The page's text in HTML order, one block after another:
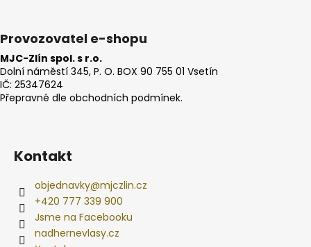
Provozovatel e-shopu
MJC-Zlín spol. s r.o.
Dolní náměstí 345, P. O. BOX 90 755 01 Vsetín
IČ: 25347624
Přepravné dle obchodních podmínek.
Kontakt
objednavky@mjczlin.cz
+420 777 339 900
Jsme na Facebooku
nadhernevlasy.cz